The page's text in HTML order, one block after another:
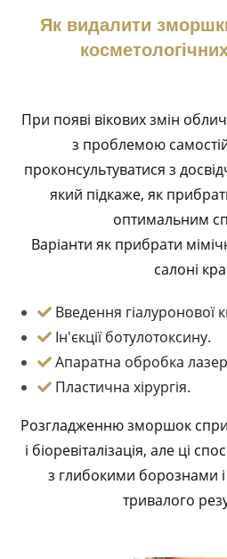
Як видалити
При появі вікових змін
з проблемою
проконсультуватися з
який підкаже, як
оптимальним
Варіанти як прибрати
салоні
Введення гіалуронової
Ін'єкції ботулотоксину.
Апаратна обробка
Пластична хірургія.
Розгладженню зморшок
і біоревіталізація, але ці
з глибокими борознами і
тривалого